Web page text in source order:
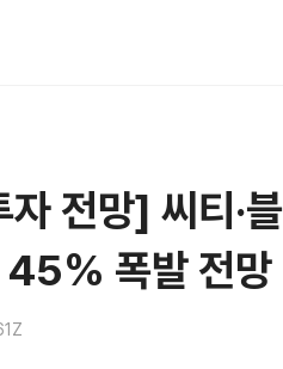
전망] 씨티·
45% 폭발 전망